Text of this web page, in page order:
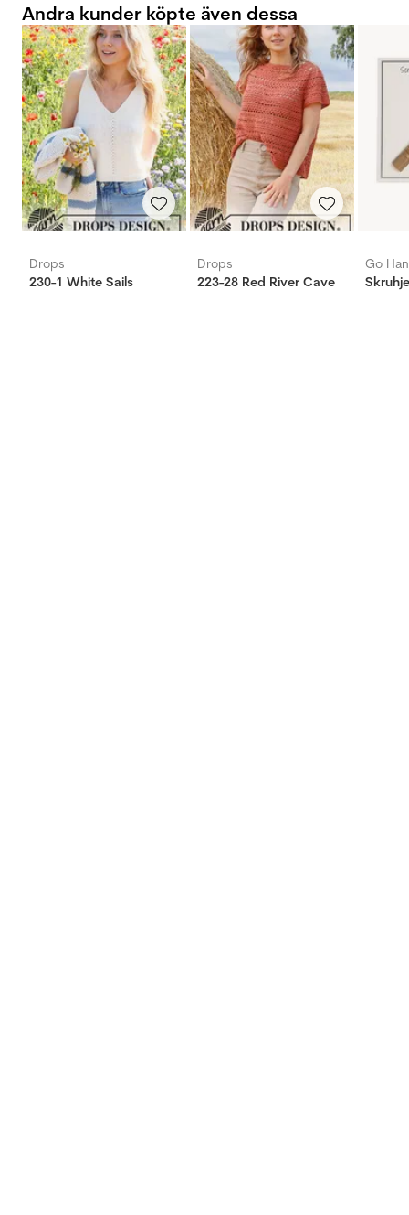
Andra kunder köpte även dessa
Drops
230-1 White Sails
Drops
223-28 Red River Cave
Go